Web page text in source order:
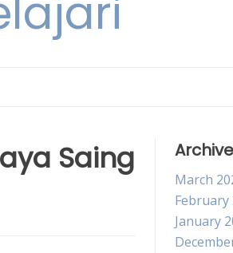
Saing
March
February
January